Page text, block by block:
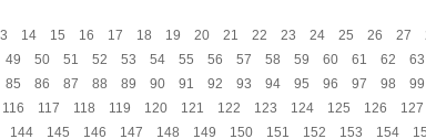
14 15 16 17 18 19 20 21 22 23 24 25 26 27
49 50 51 52 53 54 55 56 57 58 59 60 61 62 63
85 86 87 88 89 90 91 92 93 94 95 96 97 98 99
116 117 118 119 120 121 122 123 124 125 126 127
144 145 146 147 148 149 150 151 152 153 154